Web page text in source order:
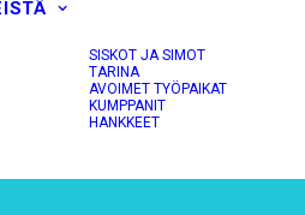
SISKOT JA SIMOT
TARINA
AVOIMET TYÖPAIKAT
KUMPPANIT
HANKKEET